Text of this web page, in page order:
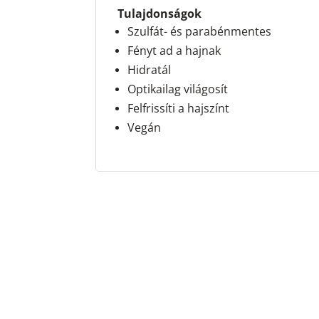
Tulajdonságok
Szulfát- és parabénmentes
Fényt ad a hajnak
Hidratál
Optikailag világosít
Felfrissíti a hajszínt
​Vegán